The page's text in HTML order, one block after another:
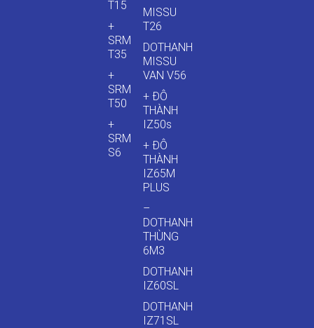
T15
+
SRM
T35
+
SRM
T50
+
SRM
S6
MISSU
T26
DOTHANH
MISSU
VAN V56
+ ĐÔ
THÀNH
IZ50s
+ ĐÔ
THÀNH
IZ65M
PLUS
–
DOTHANH
THÙNG
6M3
DOTHANH
IZ60SL
DOTHANH
IZ71SL